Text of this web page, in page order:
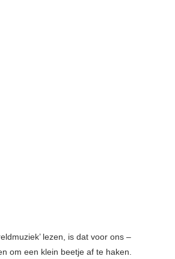
lezen, is dat voor ons –
om een klein beetje af te haken.